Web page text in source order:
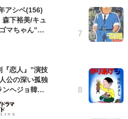
アシベ(156)
森下裕美/キュ
マちゃん”を
『恋人』”演技
公の深い孤独
ンヘジョ韓ド